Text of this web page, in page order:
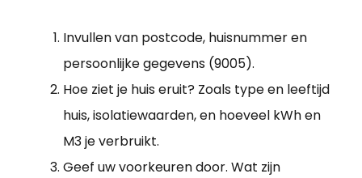
Invullen van postcode, huisnummer en
persoonlijke gegevens (9005).
Hoe ziet je huis eruit? Zoals type en leeftijd
huis, isolatiewaarden, en hoeveel kWh en
M3 je verbruikt.
Geef uw voorkeuren door. Wat zijn